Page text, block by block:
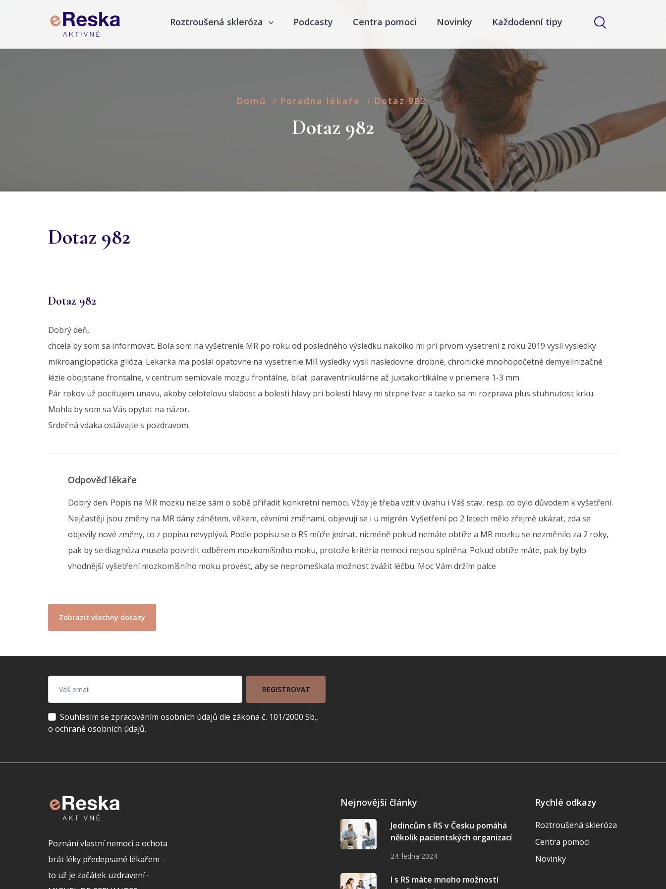
Roztroušená skleróza Podcasty Centra pomoci Novinky Každodenní tipy
Domů / Poradna lékaře / Dotaz 982
Dotaz 982
Dotaz 982
Dotaz 982
Dobrý deň,
chcela by som sa informovat. Bola som na vyšetrenie MR po roku od posledného výsledku nakolko mi pri prvom vysetreni z roku 2019 vysli vysledky
mikroangiopaticka glióza. Lekarka ma poslal opatovne na vysetrenie MR vysledky vysli nasledovne: drobné, chronické mnohopočetné demyelinizačné
lézie obojstane frontalne, v centrum semiovale mozgu frontálne, bilat. paraventrikulárne až juxtakortikálne v priemere 1-3 mm.
Pár rokov už pocitujem unavu, akoby celotelovu slabost a bolesti hlavy pri bolesti hlavy mi strpne tvar a tazko sa mi rozprava plus stuhnutost krku.
Mohla by som sa Vás opytat na názor.
Srdečná vdaka ostávajte s pozdravom.
Odpověď lékaře
Dobrý den. Popis na MR mozku nelze sám o sobě přiřadit konkrétní nemoci. Vždy je třeba vzít v úvahu i Váš stav, resp. co bylo důvodem k vyšetření.
Nejčastěji jsou změny na MR dány zánětem, věkem, cévními změnami, objevují se i u migrén. Vyšetření po 2 letech mělo zřejmě ukázat, zda se
objevily nové změny, to z popisu nevyplývá. Podle popisu se o RS může jednat, nicméně pokud nemáte obtíže a MR mozku se nezměnilo za 2 roky,
pak by se diagnóza musela potvrdit odběrem mozkomíšního moku, protože kritéria nemoci nejsou splněna. Pokud obtíže máte, pak by bylo
vhodnější vyšetření mozkomíšního moku provést, aby se nepromeškala možnost zvážit léčbu. Moc Vám držím palce
Zobrazit všechny dotazy
REGISTROVAT
Souhlasím se zpracováním osobních údajů dle zákona č. 101/2000 Sb.,
o ochraně osobních údajů.
Poznání vlastní nemoci a ochota
brát léky předepsané lékařem –
to už je začátek uzdravení -
Nejnovější články
Jedincům s RS v Česku pomáhá
několik pacientských organizací
24. ledna 2024
I s RS máte mnoho možností
Rychlé odkazy
Roztroušená skleróza
Centra pomoci
Novinky